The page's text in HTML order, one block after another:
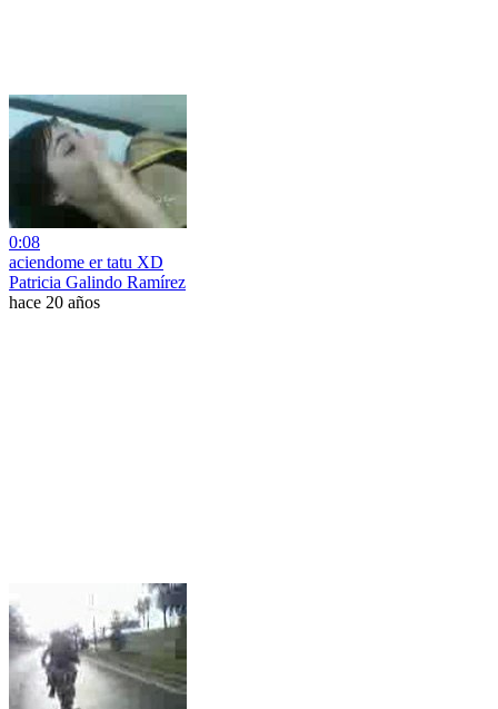
0:08
aciendome er tatu XD
Patricia Galindo Ramírez
hace 20 años